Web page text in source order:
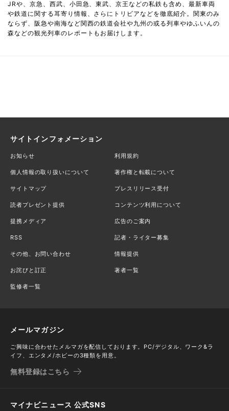
JRや、京急、西武、小田急、東武、京王などの私鉄も含め、最新車両
や鉄道に関する耳寄り情報、さらにトリビアなどを徹底紹介。関東のみ
ならず、阪急や南海など関西の鉄道会社や九州の或る列車やゆふいんの
森などの観光列車のレポートもお届けします。
サイトインフォメーション
お知らせ 利用規約
個人情報の取り扱いについて 著作権と転載について
サイトマップ プレスリリース受付
読者プレゼント提供 コンテンツ利用について
提携メディア 広告のご案内
RSS 記者・ライター募集
その他、お問い合わせ 情報提供
お詫びと訂正 著者一覧
監修者一覧
メールマガジン
ご興味に合わせたメルマガを配信しております。PC/デジタル、ワーク&ラ
イフ、エンタメ/ホビーの3種類を用意。
無料登録はこちら
マイナビニュース 公式SNS